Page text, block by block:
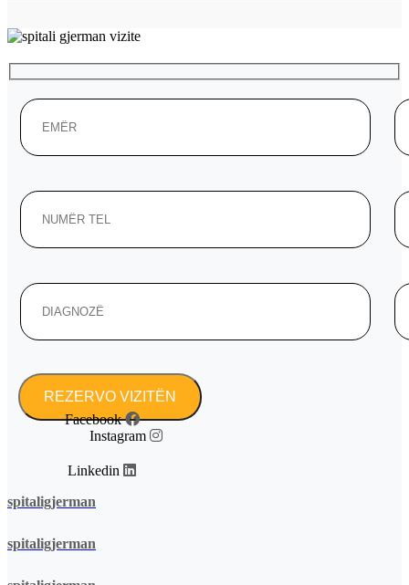
Facebook
Instagram
Linkedin
spitaligjerman
spitaligjerman